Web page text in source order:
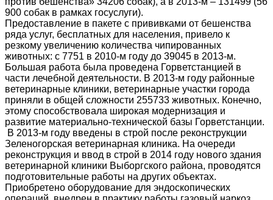
900 собак в рамках госуслуги).
Предоставление в пакете с прививками от бешенства
ряда услуг, бесплатных для населения, привело к
резкому увеличению количества чипированных
животных: с 7751 в 2010-м году до 39045 в 2013-м.
Большая работа была проведена Горветстанцией в
части лечебной деятельности. В 2013-м году районные
ветеринарные клиники, ветеринарные участки города
приняли в общей сложности 255733 животных. Конечно,
этому способствовала широкая модернизация и
развитие материально-технической базы Горветстанции.
В 2013-м году введены в строй после реконструкции
Зеленогорская ветеринарная клиника. На очереди
реконструкция и ввод в строй в 2014 году нового здания
ветеринарной клиники Выборгского района, проводятся
подготовительные работы на других объектах.
Приобретено оборудование для эндоскопических